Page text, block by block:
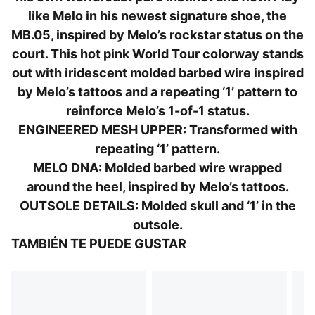
patrón estampado del "1" característico de Melo
Detalles moldeados con forma de alambre de púa,
inspirados en los tatuajes de LaMelo
Suela de goma con patrón de tracción resistente a la
alta abrasión y diseño que incluye el “1” y una calavera
Calce regular
Empeine redondeado
Con cordones
Nivel máximo de amortiguación
Talón plano
PUMA adolescentes: Producto recomendado para
niños y adolescentes de 8 a 16 años
like Melo in his newest signature shoe, the
MB.05, inspired by Melo’s rockstar status on the
court. This hot pink World Tour colorway stands
out with iridescent molded barbed wire inspired
by Melo’s tattoos and a repeating ‘1’ pattern to
reinforce Melo’s 1-of-1 status.
ENGINEERED MESH UPPER: Transformed with
repeating ‘1’ pattern.
MELO DNA: Molded barbed wire wrapped
around the heel, inspired by Melo’s tattoos.
OUTSOLE DETAILS: Molded skull and ‘1’ in the
outsole.
TAMBIÉN TE PUEDE GUSTAR